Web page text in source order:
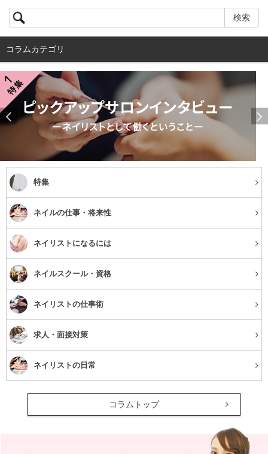
コラムカテゴリ
特集
ネイルの仕事・将来性
ネイリストになるには
ネイルスクール・資格
ネイリストの仕事術
求人・面接対策
ネイリストの日常
コラムトップ